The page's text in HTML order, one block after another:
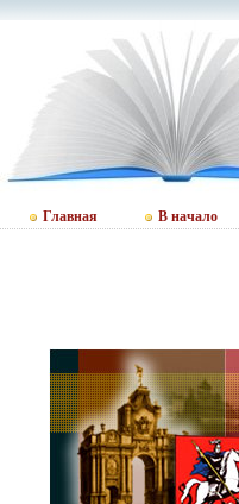
Главная В начало